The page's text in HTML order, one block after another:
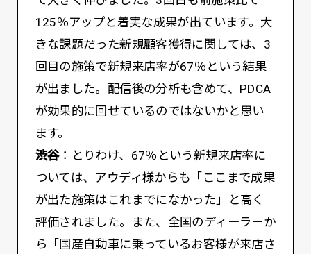
125％アップと着実な成果が出ています。大
きな課題だった新規顧客獲得に関しては、3
回目の施策で新規来店率が67％という結果
が出ました。配信後の分析も含めて、PDCA
が効果的に回せているのではないかと思い
ます。
渋谷：とりわけ、67％という新規来店率に
ついては、アウディ様からも「ここまで成果
が出た施策はこれまでになかった」と高く
評価されました。また、全国のディーラーか
ら「国産自動車に乗っているお客様が来店さ